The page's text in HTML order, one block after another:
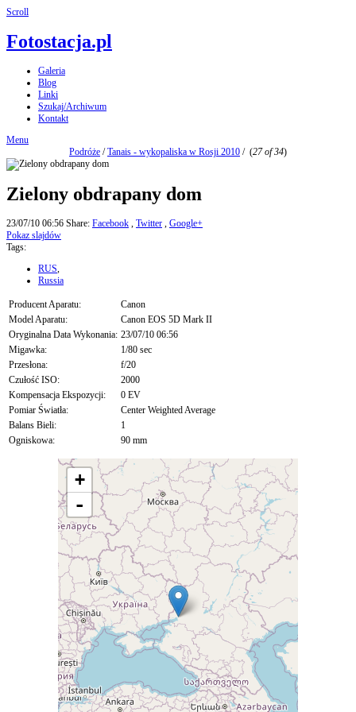
Scroll
Fotostacja.pl
Galeria
Blog
Linki
Szukaj/Archiwum
Kontakt
Menu
Podróże /Tanais - wykopaliska w Rosji 2010 / (27 of 34)
Zielony obdrapany dom
23/07/10 06:56 Share: Facebook , Twitter , Google+
Pokaz slajdów
Tags:
RUS,
Russia
Producent Aparatu:
Canon
Model Aparatu:
Canon EOS 5D Mark II
Oryginalna Data Wykonania: 23/07/10 06:56
Migawka:
1/80 sec
Przesłona:
f/20
Czułość ISO:
2000
Kompensacja Ekspozycji:
0 EV
Pomiar Światła:
Center Weighted Average
Balans Bieli:
1
Ogniskowa:
90 mm
+
-